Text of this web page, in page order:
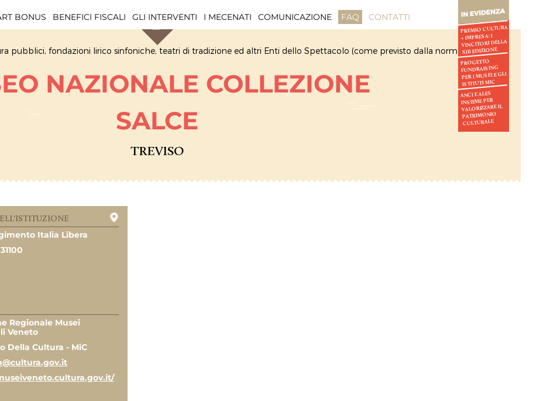
PREMIO CULTURA
+ IMPRESA: I
VINCITORI DELLA
XIII EDIZIONE
PROGETTO
FUNDRAISING
PER I MUSEI E GLI
ISTITUTI MIC
ANCI E ALES
INSIEME PER
VALORIZZARE IL
PATRIMONIO
CULTURALE
BONUS BENEFICI FISCALI GLI INTERVENTI I MECENATI COMUNICAZIONE FAQ CONTATTI
pubblici, fondazioni lirico sinfoniche, teatri di tradizione ed altri Enti dello Spettacolo (come previsto dalla norma)
NAZIONALE COLLEZIONE
SALCE
TREVISO
Italia Libera
Regionale Musei
Veneto
Della Cultura - MiC